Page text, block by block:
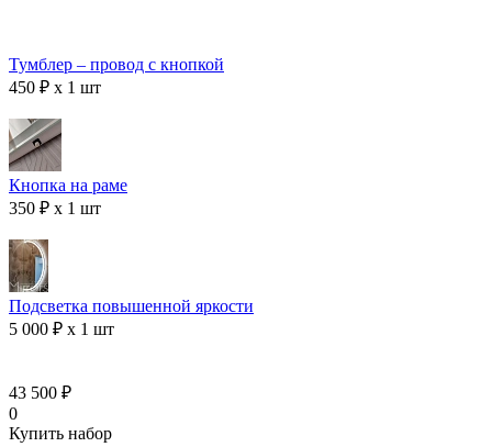
Тумблер – провод с кнопкой
450 ₽ x 1 шт
Кнопка на раме
350 ₽ x 1 шт
Подсветка повышенной яркости
5 000 ₽ x 1 шт
43 500 ₽
0
Купить набор